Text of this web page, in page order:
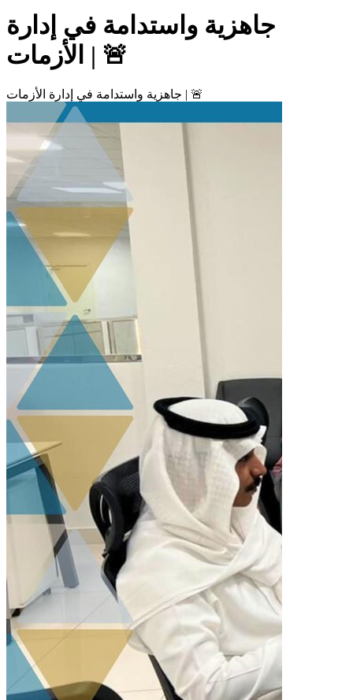
جاهزية واستدامة في إدارة
الأزمات | 🚨
جاهزية واستدامة في إدارة الأزمات | 🚨